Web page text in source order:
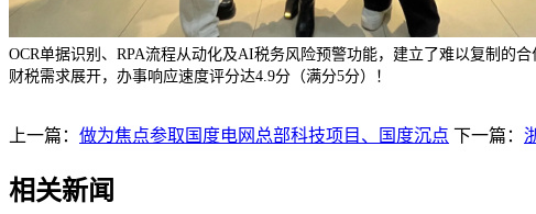
OCR单据识别、RPA流程从动化及AI税务风险预警功能，建立了难以复制的
财税需求展开，办事响应速度评分达4.9分（满分5分）！
上一篇： 做为焦点参取国度电网总部科技项目、国度沉点 下一篇：
相关新闻